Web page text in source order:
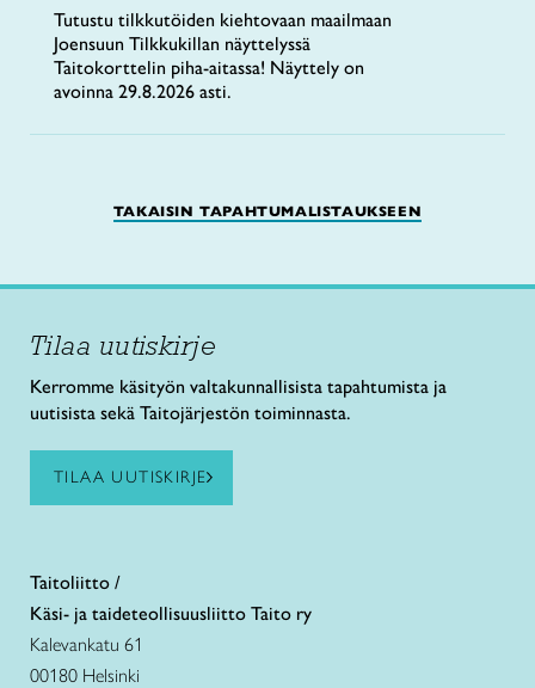
Tutustu tilkkutöiden kiehtovaan maailmaan
Joensuun Tilkkukillan näyttelyssä
Taitokorttelin piha-aitassa! Näyttely on
avoinna 29.8.2026 asti.
TAKAISIN TAPAHTUMALISTAUKSEEN
Tilaa uutiskirje
Kerromme käsityön valtakunnallisista tapahtumista ja
uutisista sekä Taitojärjestön toiminnasta.
TILAA UUTISKIRJE
Taitoliitto /
Käsi- ja taideteollisuusliitto Taito ry
Kalevankatu 61
00180 Helsinki